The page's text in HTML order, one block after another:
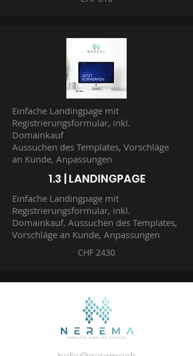
Einfache Landingpage mit
Registrierungsformular, inkl.
Domainkauf
Aussuchen des Templates, Vorschläge
an Kunde, Anpassungen
1.3 | LANDINGPAGE
Einfache Landingpage mit
Registrierungsformular, inkl.
Domainkauf, Aussuchen des Templates,
Vorschläge an Kunde, Anpassungen
CHF 2430